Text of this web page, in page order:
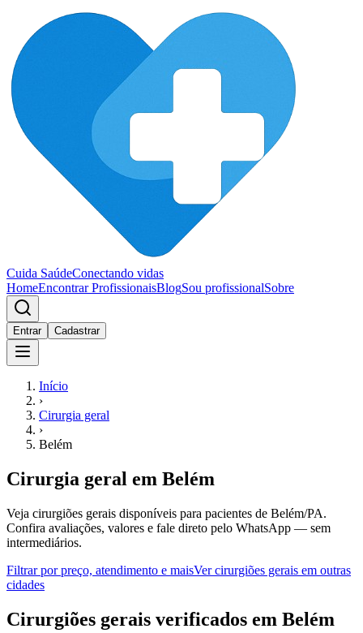
Cuida SaúdeConectando vidas
HomeEncontrar ProfissionaisBlogSou profissionalSobre
Entrar Cadastrar
Início
›
Cirurgia geral
›
Belém
Cirurgia geral em Belém
Veja cirurgiões gerais disponíveis para pacientes de Belém/PA.
Confira avaliações, valores e fale direto pelo WhatsApp — sem
intermediários.
Filtrar por preço, atendimento e maisVercirurgiões gerais em outras
cidades
Cirurgiões gerais verificados em Belém